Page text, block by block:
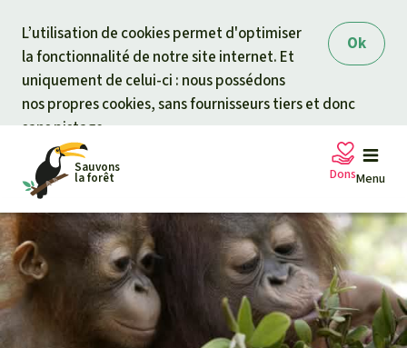
Ok
L’utilisation de cookies permet d'optimiser
la fonctionnalité de notre site internet. Et
uniquement de celui-ci : nous possédons
nos propres cookies, sans fournisseurs tiers et donc
sans pistage.
Sauvons
la forêt Menu
Pétitions
Projets
Dons
Votre soutien est capital
Don général